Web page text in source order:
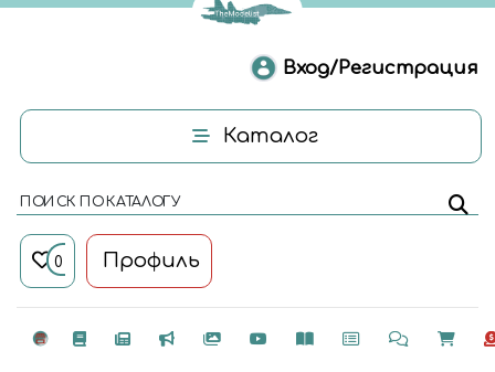
Вход/Регистрация
Каталог
ПОИСК ПО КАТАЛОГУ
0 Профиль